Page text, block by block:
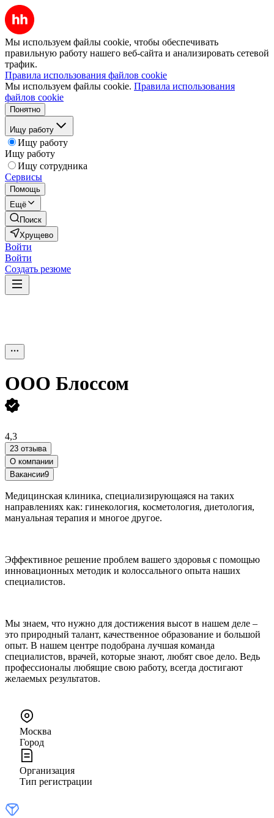
Мы используем файлы cookie, чтобы обеспечивать
правильную работу нашего веб-сайта и анализировать сетевой
трафик.
Правила использования файлов cookie
Мы используем файлы cookie. Правила использования
файлов cookie
Понятно
Ищу работу
Ищу работу
Ищу работу
Ищу сотрудника
Сервисы
Помощь
Ещё
Поиск
Хрущево
Войти
Войти
Создать резюме
ООО Блоссом
4,3
23 отзыва
О компании
Вакансии9
Медицинская клиника, специализирующаяся на таких
направлениях как: гинекология, косметология, диетология,
мануальная терапия и многое другое.
Эффективное решение проблем вашего здоровья с помощью
инновационных методик и колоссального опыта наших
специалистов.
Мы знаем, что нужно для достижения высот в нашем деле –
это природный талант, качественное образование и большой
опыт. В нашем центре подобрана лучшая команда
специалистов, врачей, которые знают, любят свое дело. Ведь
профессионалы любящие свою работу, всегда достигают
желаемых результатов.
Москва
Город
Организация
Тип регистрации